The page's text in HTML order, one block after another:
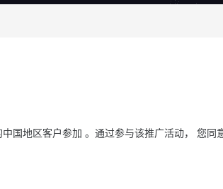
中国地区客户参加 。通过参与该推广活动， 您